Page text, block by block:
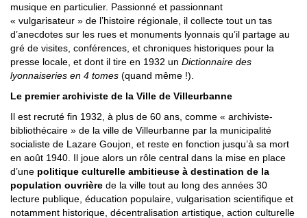
musique en particulier. Passionné et passionnant
« vulgarisateur » de l’histoire régionale, il collecte tout un tas
d’anecdotes sur les rues et monuments lyonnais qu’il partage au
gré de visites, conférences, et chroniques historiques pour la
presse locale, et dont il tire en 1932 un Dictionnaire des
lyonnaiseries en 4 tomes (quand même !).
Le premier archiviste de la Ville de Villeurbanne
Il est recruté fin 1932, à plus de 60 ans, comme « archiviste-
bibliothécaire » de la ville de Villeurbanne par la municipalité
socialiste de Lazare Goujon, et reste en fonction jusqu’à sa mort
en août 1940. Il joue alors un rôle central dans la mise en place
d’une politique culturelle ambitieuse à destination de la
population ouvrière de la ville tout au long des années 30
lecture publique, éducation populaire, vulgarisation scientifique et
notamment historique, décentralisation artistique, action culturelle